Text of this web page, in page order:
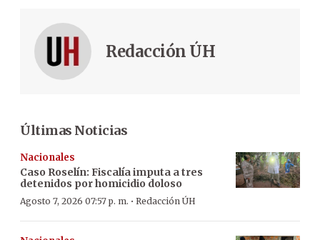
Redacción ÚH
Últimas Noticias
Nacionales
Caso Roselín: Fiscalía imputa a tres
detenidos por homicidio doloso
Agosto 7, 2026 07:57 p. m. · Redacción ÚH